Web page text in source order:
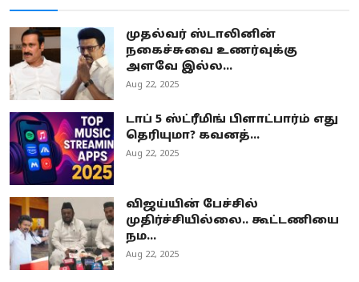
முதல்வர் ஸ்டாலினின்
நகைச்சுவை உணர்வுக்கு
அளவே இல்ல...
Aug 22, 2025
டாப் 5 ஸ்ட்ரீமிங் பிளாட்பார்ம் எது
தெரியுமா? கவனத்...
Aug 22, 2025
விஜய்யின் பேச்சில்
முதிர்ச்சியில்லை.. கூட்டணியை
நம...
Aug 22, 2025